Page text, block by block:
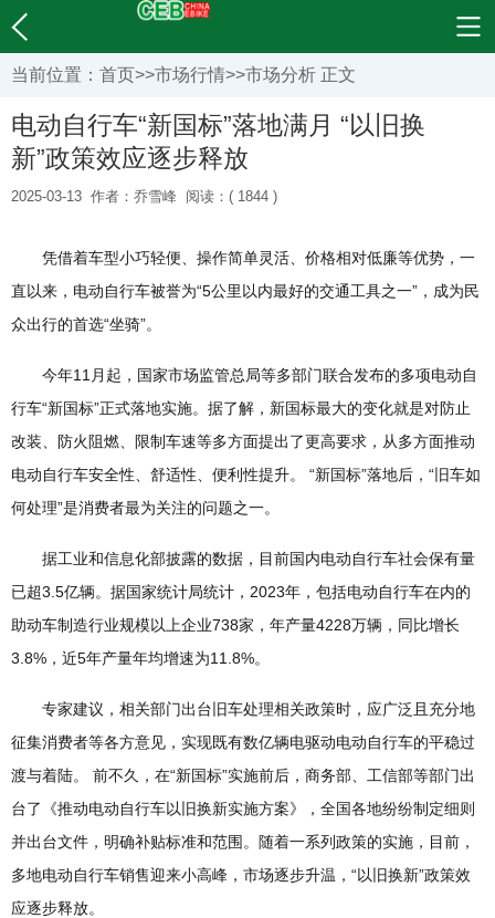
当前位置： 首页>>市场行情>>市场分析 正文
电动自行车“新国标”落地满月 “以旧换
新”政策效应逐步释放
2025-03-13 作者：乔雪峰 阅读：( 1844 )
凭借着车型小巧轻便、操作简单灵活、价格相对低廉等优势，一
直以来，电动自行车被誉为“5公里以内最好的交通工具之一”，成为民
众出行的首选“坐骑”。
今年11月起，国家市场监管总局等多部门联合发布的多项电动自
行车“新国标”正式落地实施。据了解，新国标最大的变化就是对防止
改装、防火阻燃、限制车速等多方面提出了更高要求，从多方面推动
电动自行车安全性、舒适性、便利性提升。 “新国标”落地后，“旧车如
何处理”是消费者最为关注的问题之一。
据工业和信息化部披露的数据，目前国内电动自行车社会保有量
已超3.5亿辆。据国家统计局统计，2023年，包括电动自行车在内的
助动车制造行业规模以上企业738家，年产量4228万辆，同比增长
3.8%，近5年产量年均增速为11.8%。
专家建议，相关部门出台旧车处理相关政策时，应广泛且充分地
征集消费者等各方意见，实现既有数亿辆电驱动电动自行车的平稳过
渡与着陆。 前不久，在“新国标”实施前后，商务部、工信部等部门出
台了《推动电动自行车以旧换新实施方案》，全国各地纷纷制定细则
并出台文件，明确补贴标准和范围。随着一系列政策的实施，目前，
多地电动自行车销售迎来小高峰，市场逐步升温，“以旧换新”政策效
应逐步释放。